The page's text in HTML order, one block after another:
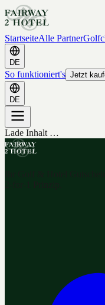
StartseiteAlle Partner
DE
So funktioniert's Jetzt
DE
Lade Inhalt …